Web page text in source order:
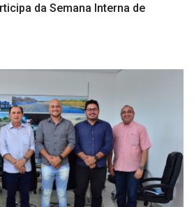
da Semana Interna de